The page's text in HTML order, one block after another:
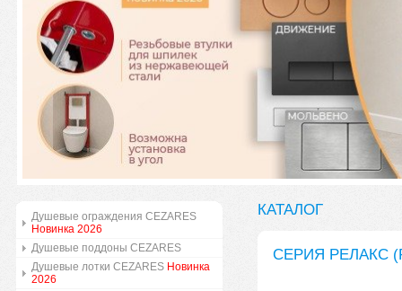
Душевые ограждения CEZARES
Новинка 2026
Душевые поддоны CEZARES
Душевые лотки CEZARES Новинка
2026
КАТАЛОГ
СЕРИЯ РЕЛАКС